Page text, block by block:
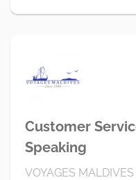
Customer
Speaking
VOYAGES